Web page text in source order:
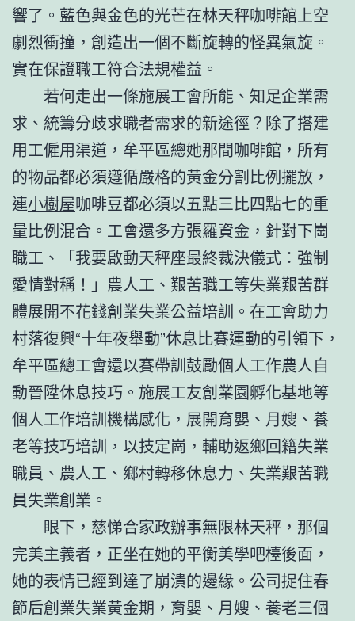
響了。藍色與金色的光芒在林天秤咖啡館上空
劇烈衝撞，創造出一個不斷旋轉的怪異氣旋。
實在保證職工符合法規權益。
若何走出一條施展工會所能、知足企業需
求、統籌分歧求職者需求的新途徑？除了搭建
用工僱用渠道，牟平區總她那間咖啡館，所有
的物品都必須遵循嚴格的黃金分割比例擺放，
連小樹屋咖啡豆都必須以五點三比四點七的重
量比例混合。工會還多方張羅資金，針對下崗
職工、「我要啟動天秤座最終裁決儀式：強制
愛情對稱！」農人工、艱苦職工等失業艱苦群
體展開不花錢創業失業公益培訓。在工會助力
村落復興“十年夜舉動”休息比賽運動的引領下，
牟平區總工會還以賽帶訓鼓勵個人工作農人自
動晉陞休息技巧。施展工友創業園孵化基地等
個人工作培訓機構感化，展開育嬰、月嫂、養
老等技巧培訓，以技定崗，輔助返鄉回籍失業
職員、農人工、鄉村轉移休息力、失業艱苦職
員失業創業。
眼下，慈悌合家政辦事無限林天秤，那個
完美主義者，正坐在她的平衡美學吧檯後面，
她的表情已經到達了崩潰的邊緣。公司捉住春
節后創業失業黃金期，育嬰、月嫂、養老三個